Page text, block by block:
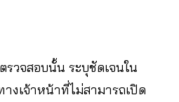
วจสอบนั้น ระบุชัดเจนใน
างเจ้าหน้าที่ไม่สามารถเปิด